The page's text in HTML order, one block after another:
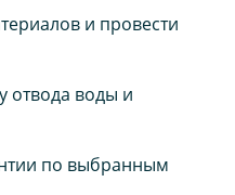
и провести
отвода воды и
по выбранным